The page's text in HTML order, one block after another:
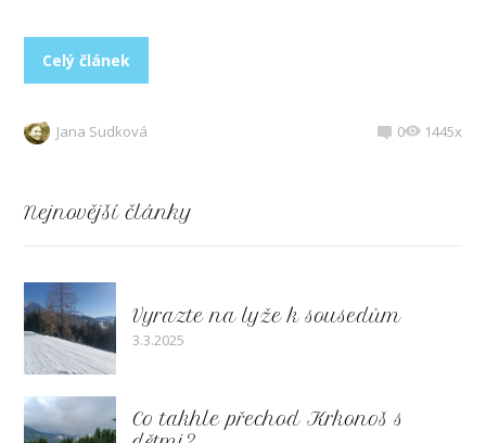
Celý článek
Jana Sudková 0 1445x
Nejnovější články
Vyrazte na lyže k sousedům
3.3.2025
Co takhle přechod Krkonoš s